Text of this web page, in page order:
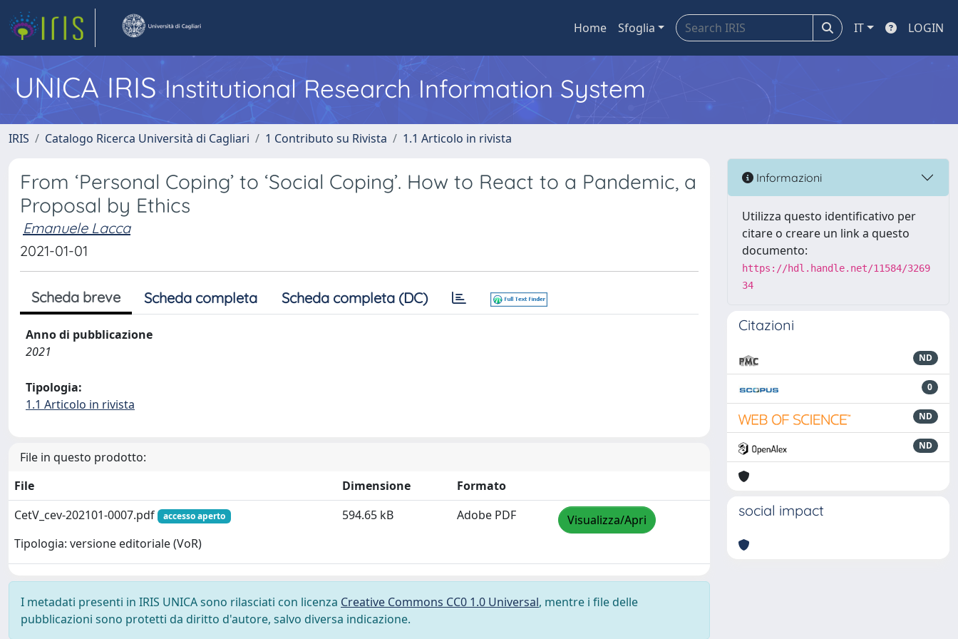
Home Sfoglia IT LOGIN
UNICA IRISInstitutional Research Information System
IRIS Catalogo Ricerca Università di Cagliari 1 Contributo su Rivista 1.1 Articolo in rivista
From ‘Personal Coping’ to ‘Social Coping’. How to React to a Pandemic, a
Proposal by Ethics
Emanuele Lacca
2021-01-01
Scheda breve Scheda completa Scheda completa (DC)
Anno di pubblicazione
2021
Tipologia:
1.1 Articolo in rivista
File in questo prodotto:
File
Dimensione
Formato
CetV_cev-202101-0007.pdf
accesso aperto
Tipologia: versione editoriale (VoR)
594.65 kB Adobe PDF Visualizza/Apri
I metadati presenti in IRIS UNICA sono rilasciati con licenza Creative Commons CC0 1.0 Universal, mentre i file delle
pubblicazioni sono protetti da diritto d'autore, salvo diversa indicazione.
Informazioni
Utilizza questo identificativo per
citare o creare un link a questo
documento:
https://hdl.handle.net/11584/3269
34
Citazioni
ND
0
ND
ND
social impact